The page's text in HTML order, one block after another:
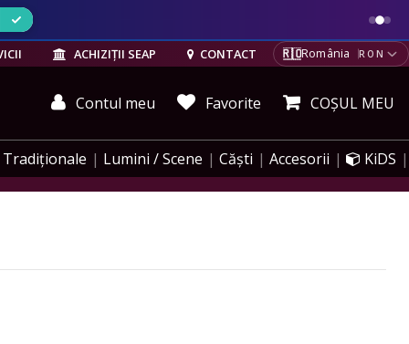
ACHIZIȚII SEAP CONTACT 🇷🇴România RON
Contul meu Favorite COȘUL MEU
Tradiționale Lumini / Scene Căști Accesorii KiDS